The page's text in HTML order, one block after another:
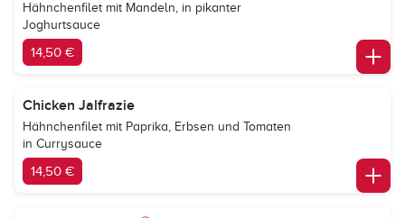
Hähnchenfilet mit Mandeln, in pikanter
Joghurtsauce
14,50 €
Chicken Jalfrazie
Hähnchenfilet mit Paprika, Erbsen und Tomaten
in Currysauce
14,50 €